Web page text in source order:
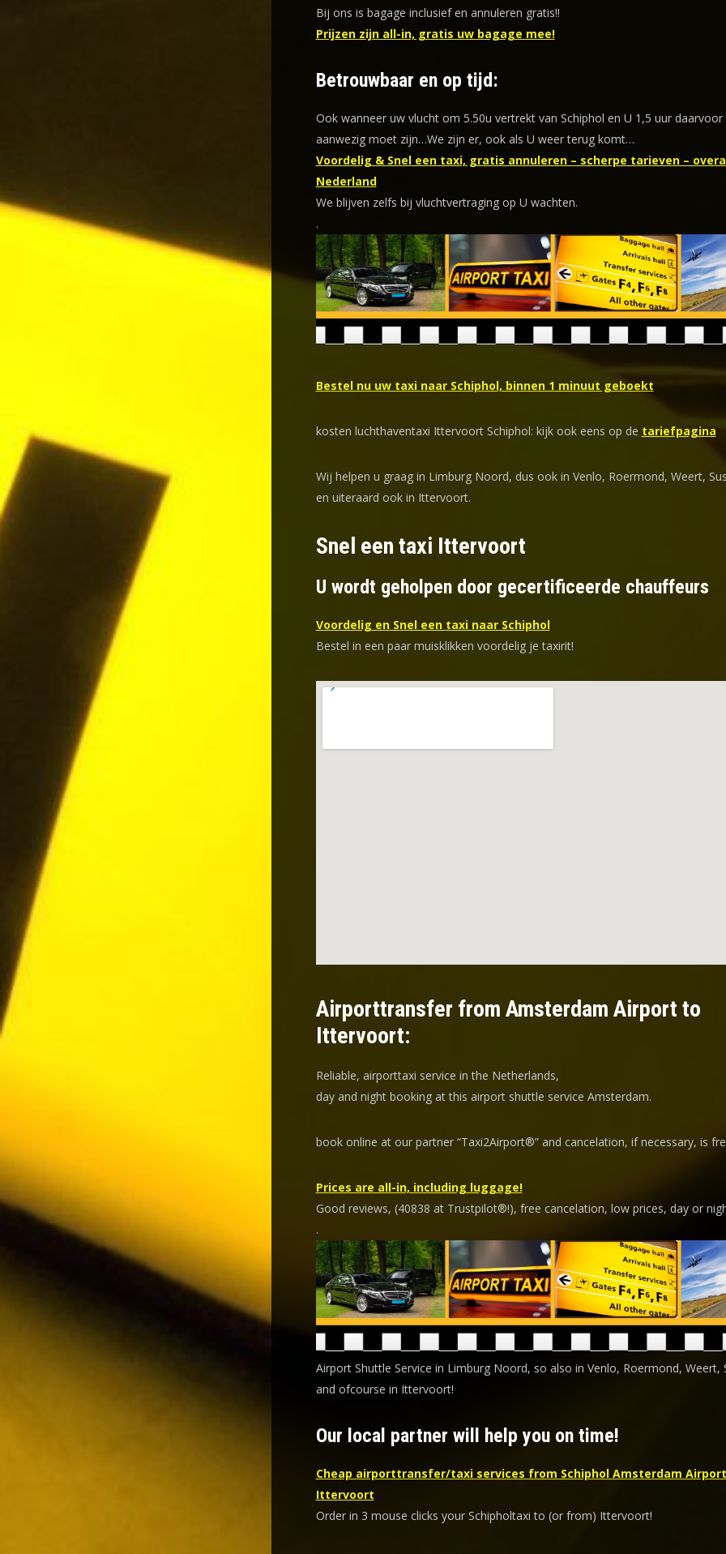
Bij ons is bagage inclusief en annuleren gratis!!
Prijzen zijn all-in, gratis uw bagage mee!
Betrouwbaar en op tijd:
Ook wanneer uw vlucht om 5.50u vertrekt van Schiphol en U 1,5 uur daarvoor
aanwezig moet zijn…We zijn er, ook als U weer terug komt…
Voordelig & Snel een taxi, gratis annuleren – scherpe tarieven –
Nederland
We blijven zelfs bij vluchtvertraging op U wachten.
.
Bestel nu uw taxi naar Schiphol, binnen 1 minuut geboekt
kosten luchthaventaxi Ittervoort Schiphol: kijk ook eens op de tariefpagina
Wij helpen u graag in Limburg Noord, dus ook in Venlo, Roermond, Weert,
en uiteraard ook in Ittervoort.
Snel een taxi Ittervoort
U wordt geholpen door gecertificeerde chauffeurs
Voordelig en Snel een taxi naar Schiphol
Bestel in een paar muisklikken voordelig je taxirit!
Airporttransfer from Amsterdam Airport to
Ittervoort:
Reliable, airporttaxi service in the Netherlands,
day and night booking at this airport shuttle service Amsterdam.
book online at our partner “Taxi2Airport®” and cancelation, if necessary, is
Prices are all-in, including luggage!
Good reviews, (40838 at Trustpilot®!), free cancelation, low prices, day or
.
Airport Shuttle Service in Limburg Noord, so also in Venlo, Roermond, Weert,
and ofcourse in Ittervoort!
Our local partner will help you on time!
Cheap airporttransfer/taxi services from Schiphol Amsterdam
Ittervoort
Order in 3 mouse clicks your Schipholtaxi to (or from) Ittervoort!